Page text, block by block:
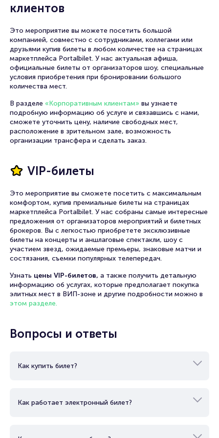
клиентов
Это мероприятие вы можете посетить большой
компанией, совместно с сотрудниками, коллегами или
друзьями купив билеты в любом количестве на страницах
маркетплейса Portalbilet. У нас актуальная афиша,
официальные билеты от организаторов шоу, специальные
условия приобретения при бронировании большого
количества мест.
В разделе «Корпоративным клиентам» вы узнаете
подробную информацию об услуге и связавшись с нами,
сможете уточнить цену, наличие свободных мест,
расположение в зрительном зале, возможность
организации трансфера и сделать заказ.
VIP-билеты
Это мероприятие вы сможете посетить с максимальным
комфортом, купив премиальные билеты на страницах
маркетплейса Portalbilet. У нас собраны самые интересные
предложения от организаторов мероприятий и билетных
брокеров. Вы с легкостью приобретете эксклюзивные
билеты на концерты и аншлаговые спектакли, шоу с
участием звезд, ожидаемые премьеры, знаковые матчи и
состязания, съемки популярных телепередач.
Узнать цены VIP-билетов, а также получить детальную
информацию об услугах, которые предполагает покупка
элитных мест в ВИП-зоне и другие подробности можно в
этом разделе.
Вопросы и ответы
Как купить билет?
Как работает электронный билет?